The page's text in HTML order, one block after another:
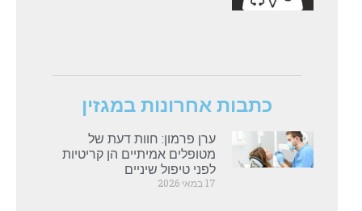
כתבות אחרונות במגזין
ערן פרמון: חוות דעת של
מטופלים אמיתיים הן קריטיות
לפני טיפול שיניים
17 במאי 2026